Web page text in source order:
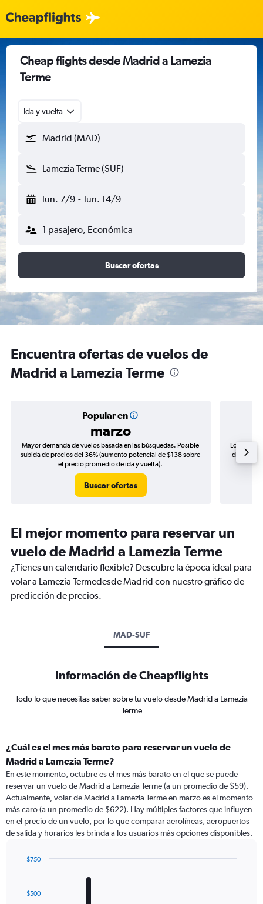
Cheap flights desde Madrid a Lamezia
Terme
Ida y vuelta
Madrid (MAD)
Lamezia Terme (SUF)
lun. 7/9 - lun. 14/9
1 pasajero, Económica
Buscar ofertas
Encuentra ofertas de vuelos de
Madrid a Lamezia Terme
Popular en
marzo
Mayor demanda de vuelos basada en las búsquedas. Posible
subida de precios del 36% (aumento potencial de $138 sobre
el precio promedio de ida y vuelta).
Buscar ofertas
Los
de
El mejor momento para reservar un
vuelo de Madrid a Lamezia Terme
¿Tienes un calendario flexible? Descubre la época ideal para
volar a Lamezia Termedesde Madrid con nuestro gráfico de
predicción de precios.
MAD-SUF
Información de Cheapflights
Todo lo que necesitas saber sobre tu vuelo desde Madrid a Lamezia
Terme
¿Cuál es el mes más barato para reservar un vuelo de
Madrid a Lamezia Terme?
En este momento, octubre es el mes más barato en el que se puede
reservar un vuelo de Madrid a Lamezia Terme (a un promedio de $59).
Actualmente, volar de Madrid a Lamezia Terme en marzo es el momento
más caro (a un promedio de $622). Hay múltiples factores que influyen
en el precio de un vuelo, por lo que comparar aerolíneas, aeropuertos
de salida y horarios les brinda a los usuarios más opciones disponibles.
with
12
$500
$750